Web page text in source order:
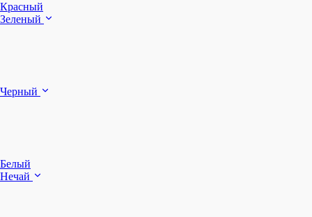
Красный
Зеленый
Черный
Белый
Нечай